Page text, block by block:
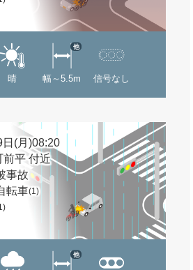
晴 幅～5.5m
他
信号なし
(月)08:20
前平 付近
事故
転車(1)
他